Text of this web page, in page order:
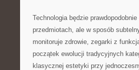
Technologia będzie
przedmiotach, ale w sposób
monitoruje zdrowie, zegarki z
początek ewolucji tradycyjnych
klasycznej estetyki przy